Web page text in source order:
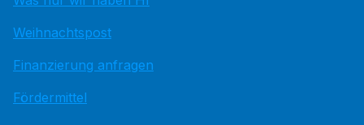
Weihnachtspost
Finanzierung anfragen
Fördermittel